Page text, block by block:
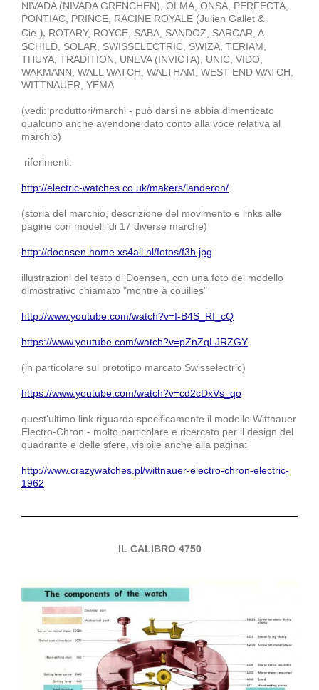
NIVADA (NIVADA GRENCHEN), OLMA, ONSA, PERFECTA,
PONTIAC, PRINCE, RACINE ROYALE (Julien Gallet &
Cie. ), ROTARY, ROYCE, SABA, SANDOZ, SARCAR, A.
SCHILD, SOLAR, SWISSELECTRIC, SWIZA, TERIAM,
THUYA, TRADITION, UNEVA (INVICTA), UNIC, VIDO,
WAKMANN, WALL WATCH, WALTHAM, WEST END WATCH,
WITTNAUER, YEMA
(vedi: produttori/marchi - può darsi ne abbia dimenticato
qualcuno anche avendone dato conto alla voce relativa al
marchio)
riferimenti:
http://electric-watches.co.uk/makers/landeron/
(storia del marchio, descrizione del movimento e links alle
pagine con modelli di 17 diverse marche)
http://doensen.home.xs4all.nl/fotos/f3b.jpg
illustrazioni del testo di Doensen, con una foto del modello
dimostrativo chiamato "montre à couilles"
http://www.youtube.com/watch?v=I-B4S_RI_cQ
https://www.youtube.com/watch?v=pZnZqLJRZGY
(in particolare sul prototipo marcato Swisselectric)
https://www.youtube.com/watch?v=cd2cDxVs_qo
quest'ultimo link riguarda specificamente il modello Wittnauer
Electro-Chron - molto particolare e ricercato per il design del
quadrante e delle sfere, visibile anche alla pagina:
http://www.crazywatches.pl/wittnauer-electro-chron-electric-
1962
IL CALIBRO 4750